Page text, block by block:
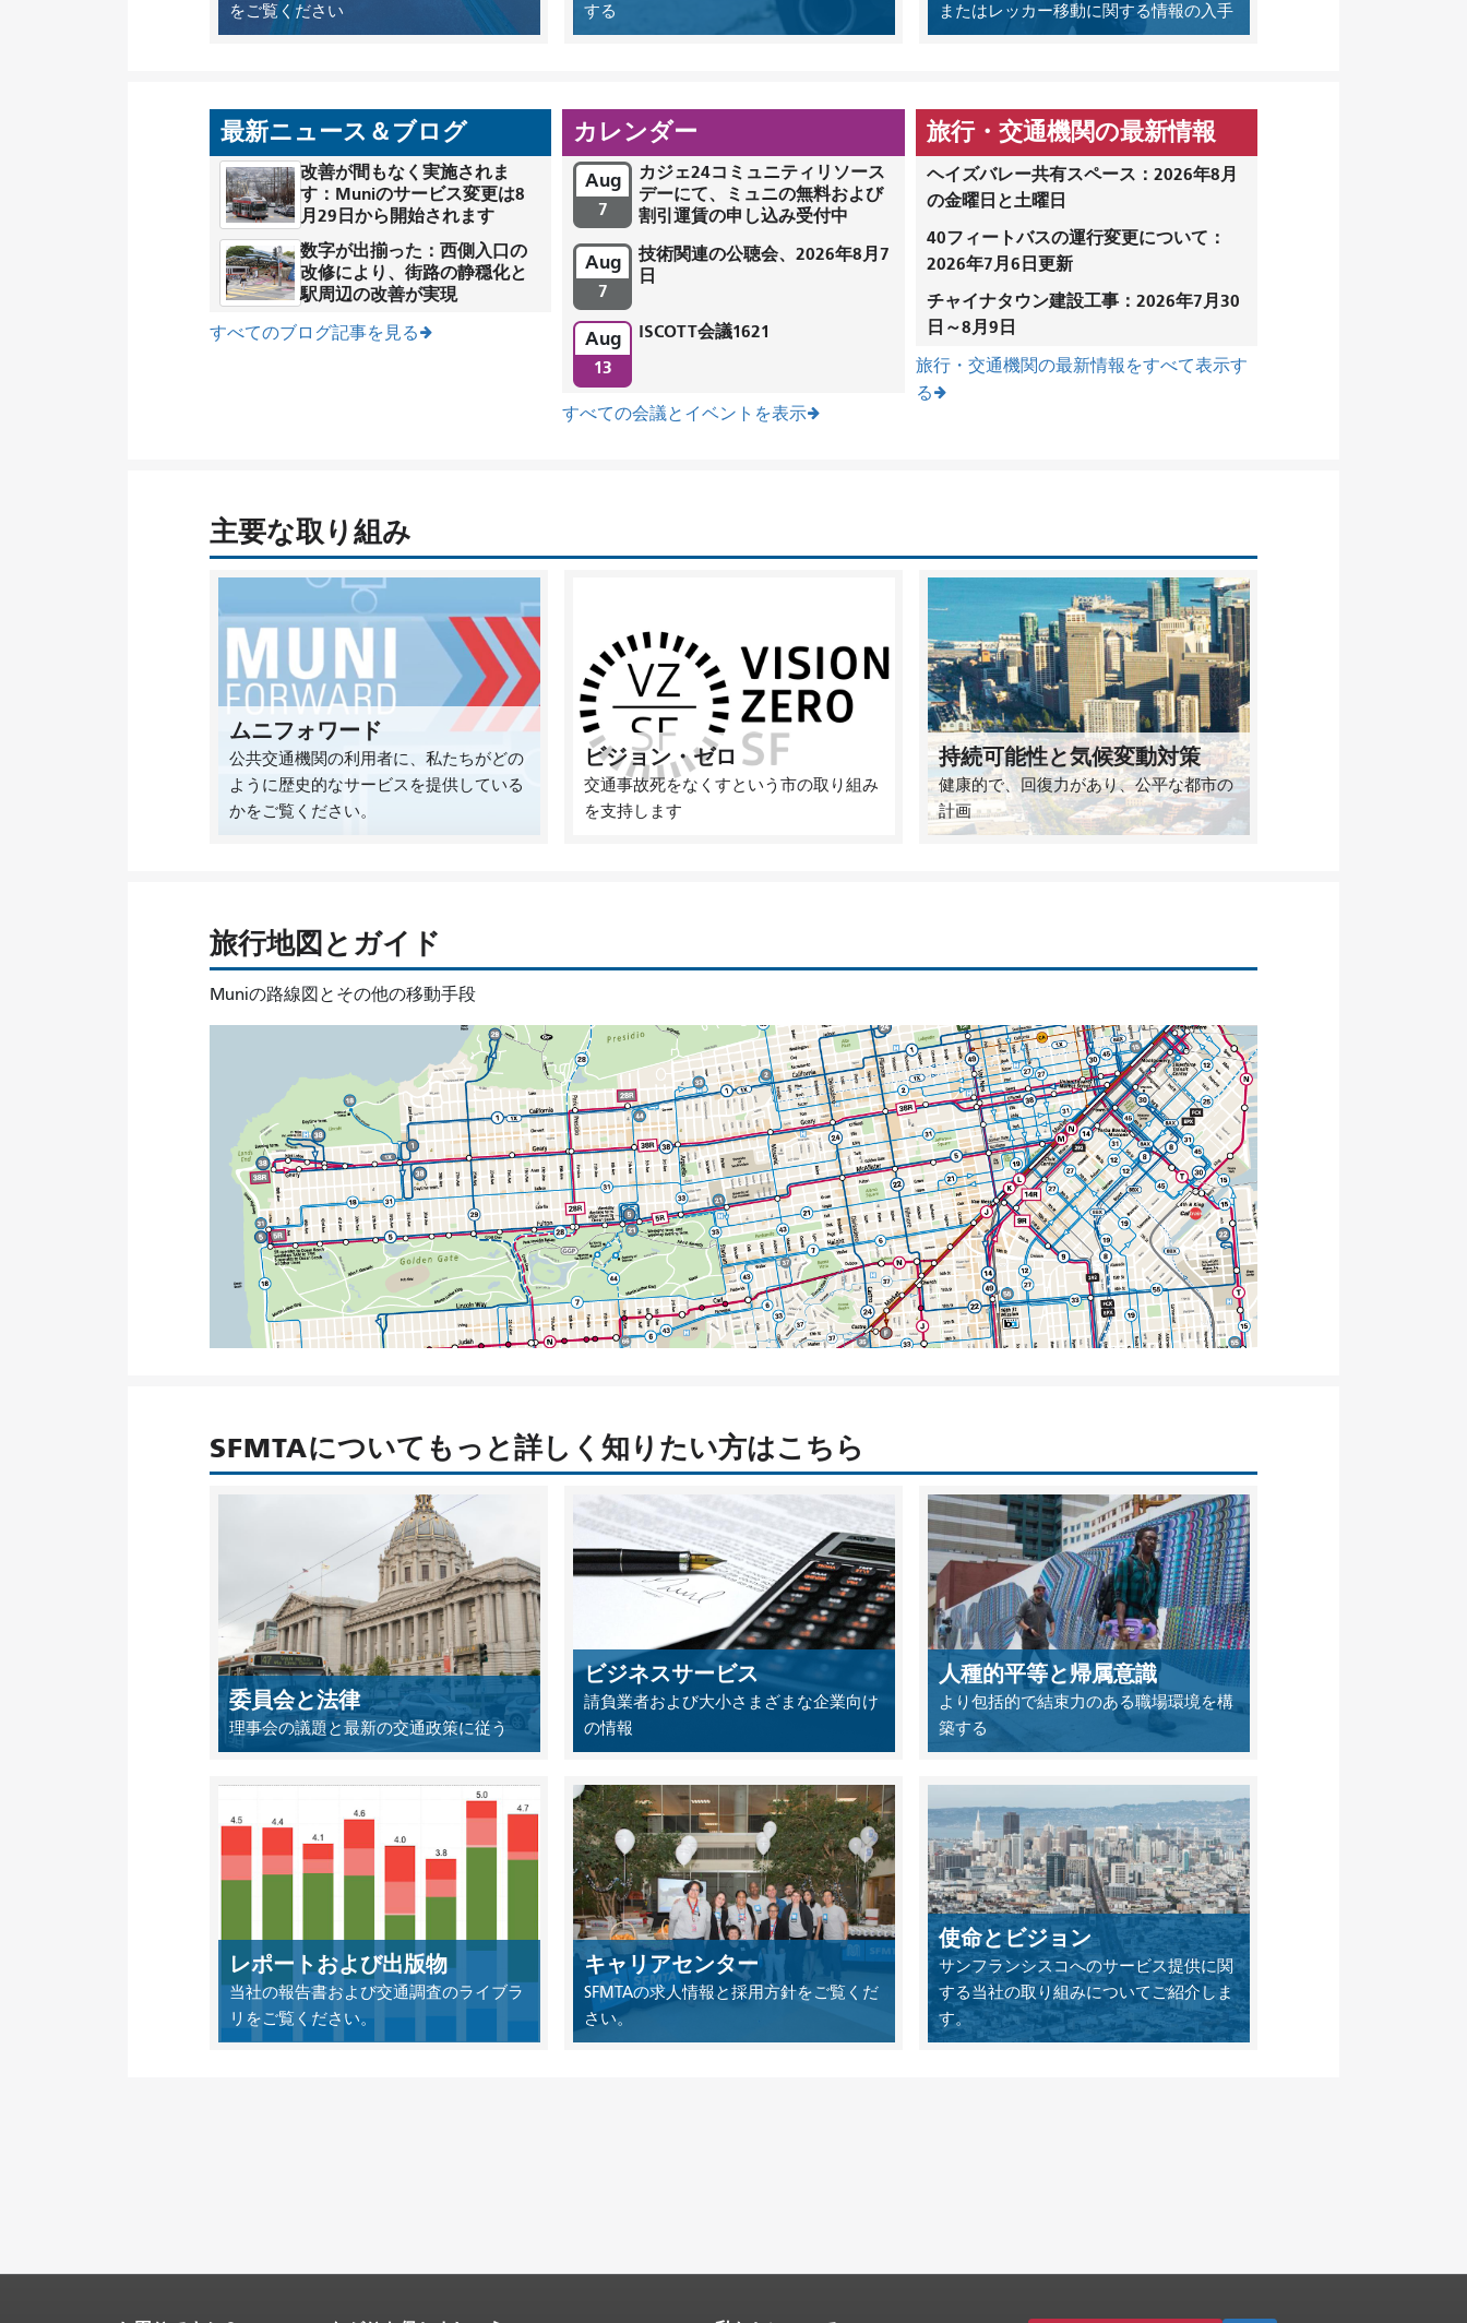
をご覧ください
する
またはレッカー移動に関する情報の入手
最新ニュース＆ブログ
改善が間もなく実施されま
す：Muniのサービス変更は8
月29日から開始されます
数字が出揃った：西側入口の
改修により、街路の静穏化と
駅周辺の改善が実現
すべてのブログ記事を見る
カレンダー
Aug
7
カジェ24コミュニティリソース
デーにて、ミュニの無料および
割引運賃の申し込み受付中
Aug
7
技術関連の公聴会、2026年8月7
日
Aug
13
ISCOTT会議1621
すべての会議とイベントを表示
旅行・交通機関の最新情報
ヘイズバレー共有スペース：2026年8月
の金曜日と土曜日
40フィートバスの運行変更について：
2026年7月6日更新
チャイナタウン建設工事：2026年7月30
日～8月9日
旅行・交通機関の最新情報をすべて表示す
る
主要な取り組み
ムニフォワード
公共交通機関の利用者に、私たちがどの
ように歴史的なサービスを提供している
かをご覧ください。
ビジョン・ゼロ
交通事故死をなくすという市の取り組み
を支持します
持続可能性と気候変動対策
健康的で、回復力があり、公平な都市の
計画
旅行地図とガイド
Muniの路線図とその他の移動手段
SFMTAについてもっと詳しく知りたい方はこちら
委員会と法律
理事会の議題と最新の交通政策に従う
ビジネスサービス
請負業者および大小さまざまな企業向け
の情報
人種的平等と帰属意識
より包括的で結束力のある職場環境を構
築する
レポートおよび出版物
当社の報告書および交通調査のライブラ
リをご覧ください。
キャリアセンター
SFMTAの求人情報と採用方針をご覧くだ
さい。
使命とビジョン
サンフランシスコへのサービス提供に関
する当社の取り組みについてご紹介しま
す。